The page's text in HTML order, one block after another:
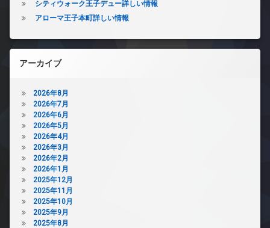
シティウォーク王子デュー詳しい情報
アローマ王子本町詳しい情報
アーカイブ
2026年8月
2026年7月
2026年6月
2026年5月
2026年4月
2026年3月
2026年2月
2026年1月
2025年12月
2025年11月
2025年10月
2025年9月
2025年8月